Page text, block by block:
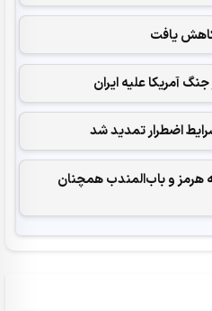
یافت
آمریکا علیه ایران
اضطرار تمدید شد
هرمز و باب‌المندب همچنان